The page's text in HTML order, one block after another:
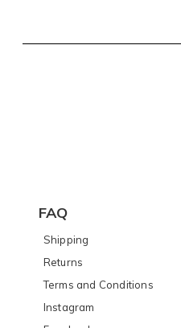
FAQ
Shipping
Returns
Terms and Conditions
Instagram